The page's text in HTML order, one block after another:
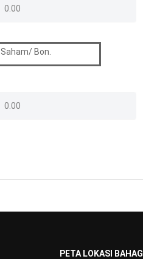
Bon.
PETA LOKASI